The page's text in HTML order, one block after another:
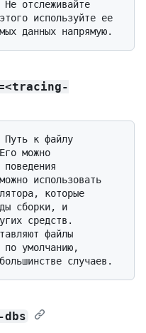
используйте ее
можно
использовать
которые
сборки, и
средств.
файлы
по умолчанию,